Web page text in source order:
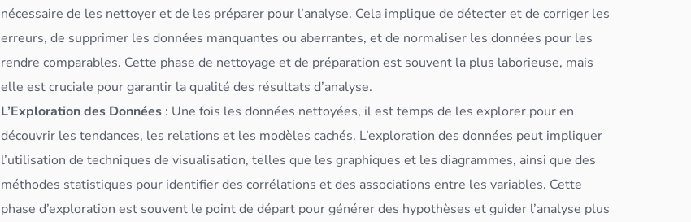
nécessaire de les nettoyer et de les préparer pour l’analyse. Cela implique de détecter et de corriger les
erreurs, de supprimer lesdonnées manquantes ou aberrantes, et de normaliser lesdonnées pour les
rendre comparables. Cette phase de nettoyage et de préparation est souvent la plus laborieuse, mais
elle est cruciale pour garantir la qualité des résultats d’analyse.
L’Exploration des Données : Une fois lesdonnées nettoyées, il est temps de les explorer pour en
découvrir les tendances, les relations et les modèles cachés. L’exploration desdonnées peut impliquer
l’utilisation de techniques de visualisation, telles que les graphiques et les diagrammes, ainsi que des
méthodes statistiques pour identifier descorrélations et des associations entre les variables. Cette
phase d’exploration est souvent le point de départ pour générer des hypothèses et guider l’analyse plus